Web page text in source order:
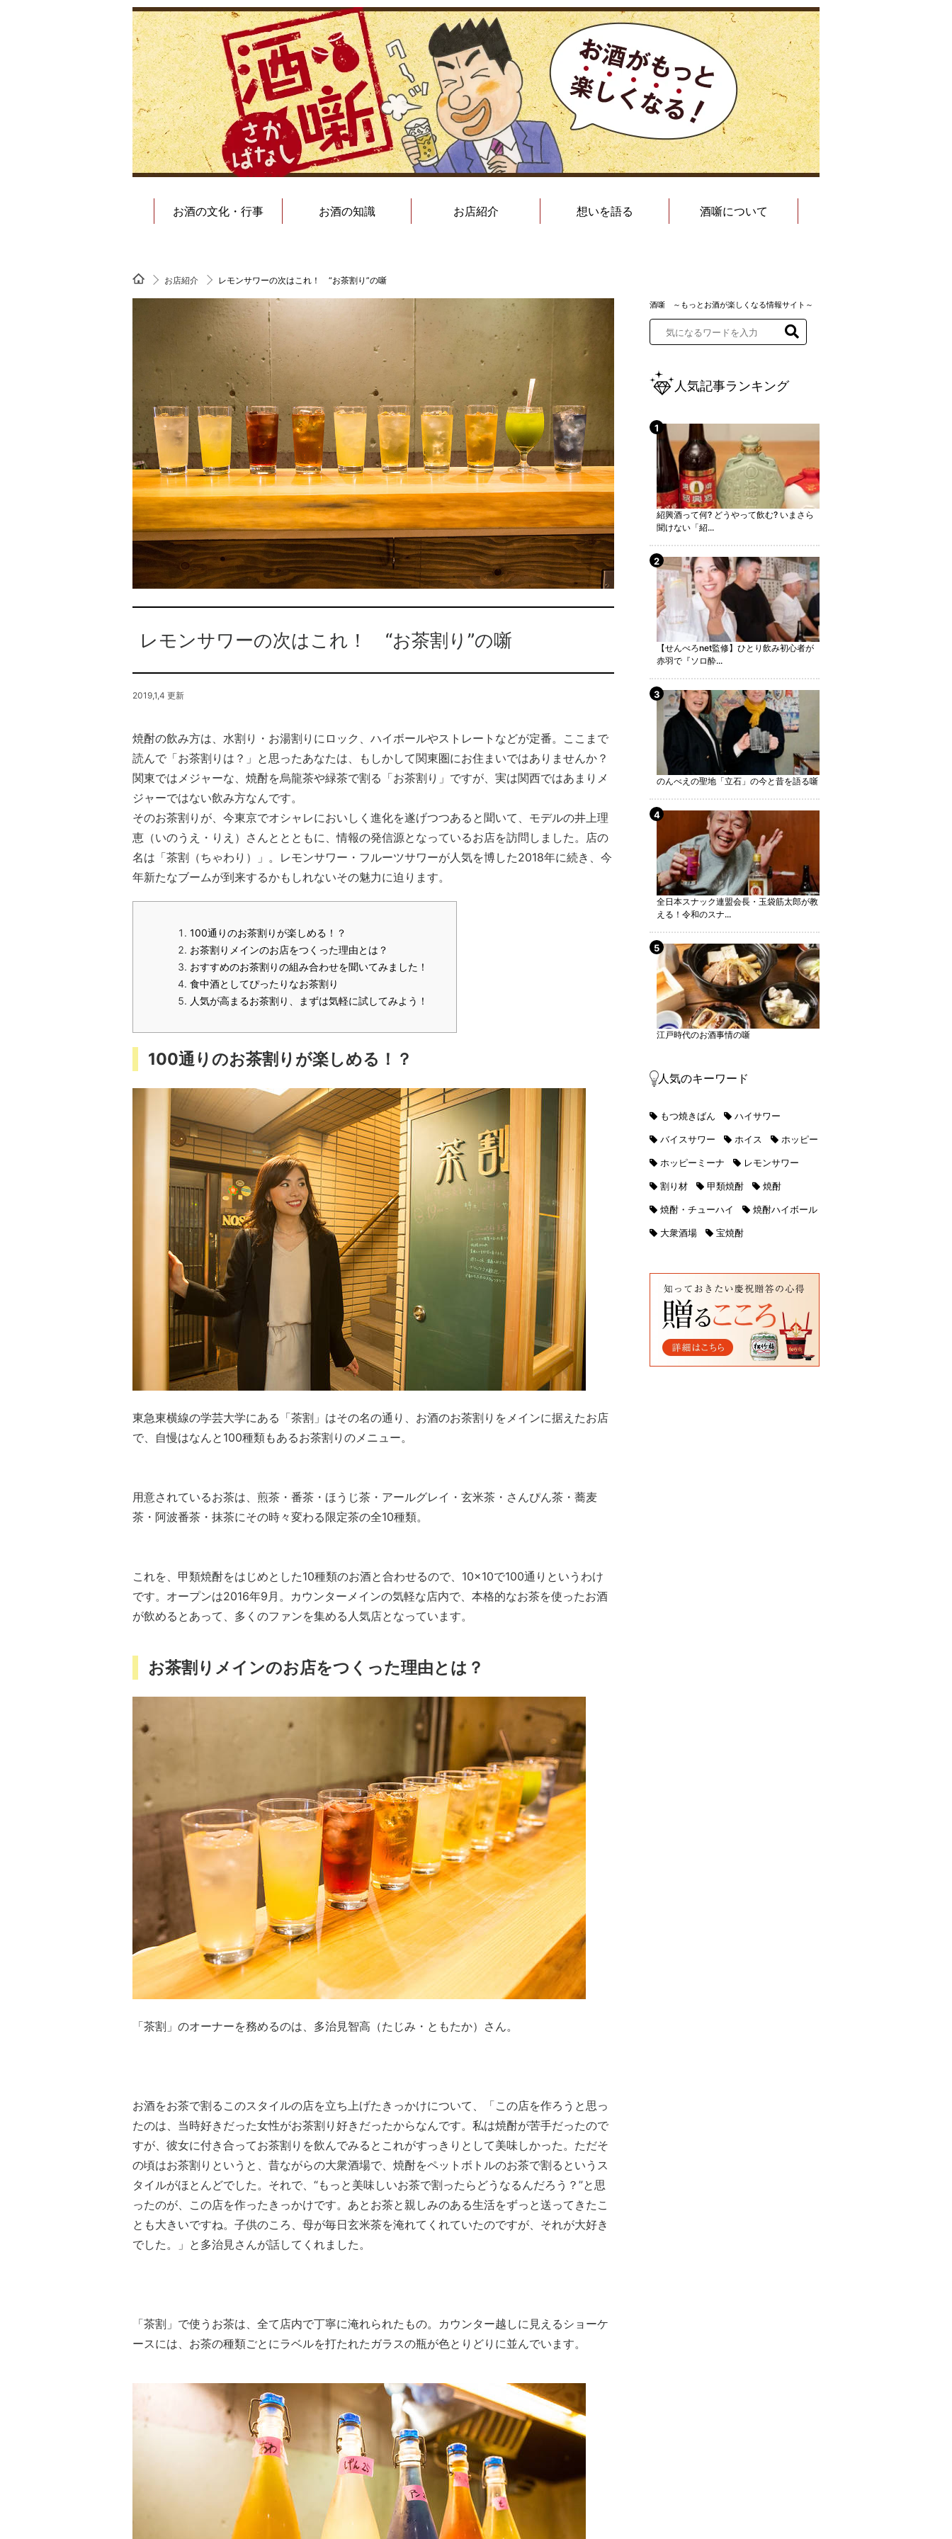
お酒の文化・行事 お酒の知識 お店紹介 想いを語る 酒噺について
お店紹介 レモンサワーの次はこれ！ “お茶割り”の噺
レモンサワーの次はこれ！ “お茶割り”の噺
2019,1,4 更新
焼酎の飲み方は、水割り・お湯割りにロック、ハイボールやストレートなどが定番。ここまで
読んで「お茶割りは？」と思ったあなたは、もしかして関東圏にお住まいではありませんか？
関東ではメジャーな、焼酎を烏龍茶や緑茶で割る「お茶割り」ですが、実は関西ではあまりメ
ジャーではない飲み方なんです。
そのお茶割りが、今東京でオシャレにおいしく進化を遂げつつあると聞いて、モデルの井上理
恵（いのうえ・りえ）さんととともに、情報の発信源となっているお店を訪問しました。店の
名は「茶割（ちゃわり）」。レモンサワー・フルーツサワーが人気を博した2018年に続き、今
年新たなブームが到来するかもしれないその魅力に迫ります。
100通りのお茶割りが楽しめる！？
お茶割りメインのお店をつくった理由とは？
おすすめのお茶割りの組み合わせを聞いてみました！
食中酒としてぴったりなお茶割り
人気が高まるお茶割り、まずは気軽に試してみよう！
100通りのお茶割りが楽しめる！？
東急東横線の学芸大学にある「茶割」はその名の通り、お酒のお茶割りをメインに据えたお店
で、自慢はなんと100種類もあるお茶割りのメニュー。
用意されているお茶は、煎茶・番茶・ほうじ茶・アールグレイ・玄米茶・さんぴん茶・蕎麦
茶・阿波番茶・抹茶にその時々変わる限定茶の全10種類。
これを、甲類焼酎をはじめとした10種類のお酒と合わせるので、10×10で100通りというわけ
です。オープンは2016年9月。カウンターメインの気軽な店内で、本格的なお茶を使ったお酒
が飲めるとあって、多くのファンを集める人気店となっています。
お茶割りメインのお店をつくった理由とは？
「茶割」のオーナーを務めるのは、多治見智高（たじみ・ともたか）さん。
お酒をお茶で割るこのスタイルの店を立ち上げたきっかけについて、「この店を作ろうと思っ
たのは、当時好きだった女性がお茶割り好きだったからなんです。私は焼酎が苦手だったので
すが、彼女に付き合ってお茶割りを飲んでみるとこれがすっきりとして美味しかった。ただそ
の頃はお茶割りというと、昔ながらの大衆酒場で、焼酎をペットボトルのお茶で割るというス
タイルがほとんどでした。それで、“もっと美味しいお茶で割ったらどうなるんだろう？”と思
ったのが、この店を作ったきっかけです。あとお茶と親しみのある生活をずっと送ってきたこ
とも大きいですね。子供のころ、母が毎日玄米茶を淹れてくれていたのですが、それが大好き
でした。」と多治見さんが話してくれました。
「茶割」で使うお茶は、全て店内で丁寧に淹れられたもの。カウンター越しに見えるショーケ
ースには、お茶の種類ごとにラベルを打たれたガラスの瓶が色とりどりに並んでいます。
酒噺 ～もっとお酒が楽しくなる情報サイト～
人気記事ランキング
紹興酒って何? どうやって飲む? いまさら
聞けない「紹...
【せんべろnet監修】ひとり飲み初心者が
赤羽で『ソロ酔...
のんべえの聖地「立石」の今と昔を語る噺
全日本スナック連盟会長・玉袋筋太郎が教
える！令和のスナ...
江戸時代のお酒事情の噺
人気のキーワード
もつ焼きばん ハイサワー
バイスサワー ホイス ホッピー
ホッピーミーナ レモンサワー
割り材 甲類焼酎 焼酎
焼酎・チューハイ 焼酎ハイボール
大衆酒場 宝焼酎